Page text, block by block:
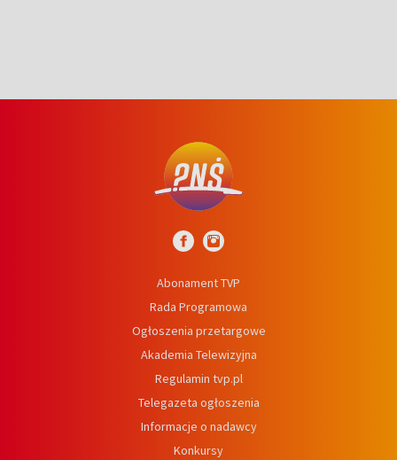
Abonament TVP
Rada Programowa
Ogłoszenia przetargowe
Akademia Telewizyjna
Regulamin tvp.pl
Telegazeta ogłoszenia
Informacje o nadawcy
Konkursy